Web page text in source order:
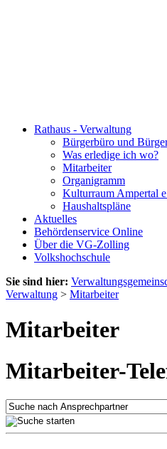
Rathaus - Verwaltung
Bürgerbüro und
Was erledige ich wo?
Mitarbeiter
Organigramm
Kulturraum Ampertal
Haushaltspläne
Aktuelles
Behördenservice Online
Über die VG-Zolling
Volkshochschule
Sie sind hier:
Verwaltung > Mitarbeiter
Mitarbeiter
Mitarbeiter-